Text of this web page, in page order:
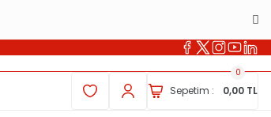
Sepetim : 0,00 TL
0